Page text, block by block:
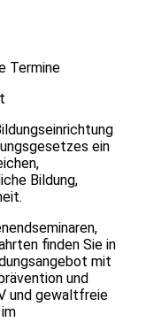
Termine
ein
Bildung,
finden Sie in
mit
und
und gewaltfreie